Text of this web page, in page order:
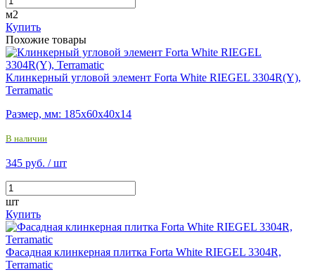
м2
Купить
Похожие товары
Клинкерный угловой элемент Forta White RIEGEL 3304R(Y),
Terramatic
Размер, мм: 185х60х40х14
В наличии
345 руб. / шт
шт
Купить
Фасадная клинкерная плитка Forta White RIEGEL 3304R,
Terramatic